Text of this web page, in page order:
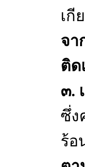
เกี
จา
ติด
๓.
ซึ่ง
ร้อ